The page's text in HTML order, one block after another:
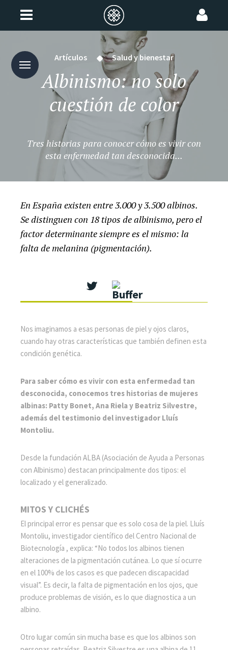
Artículos Salud y bienestar
Albinismo: no solo
cuestión de color
Tres historias para conocer cómo es vivir con
esta enfermedad tan desconocida...
En España existen entre 3.000 y 3.500 albinos.
Se distinguen con 18 tipos de albinismo, pero el
factor determinante siempre es el mismo: la
falta de melanina (pigmentación).
Nos imaginamos a esas personas de piel y ojos claros,
cuando hay otras características que también definen esta
condición genética.
Para saber cómo es vivir con esta enfermedad tan
desconocida, conocemos tres historias de mujeres
albinas: Patty Bonet, Ana Riela y Beatriz Silvestre,
además del testimonio del investigador Lluís
Montoliu.
Desde la fundación ALBA (Asociación de Ayuda a Personas
con Albinismo) destacan principalmente dos tipos: el
localizado y el generalizado.
MITOS Y CLICHÉS
El principal error es pensar que es solo cosa de la piel. Lluís
Montoliu, investigador científico del Centro Nacional de
Biotecnología , explica: “No todos los albinos tienen
alteraciones de la pigmentación cutánea. Lo que sí ocurre
en el 100% de los casos es que padecen discapacidad
visual”. Es decir, la falta de pigmentación en los ojos, que
produce problemas de visión, es lo que diagnostica a un
albino.
Otro lugar común sin mucha base es que los albinos son